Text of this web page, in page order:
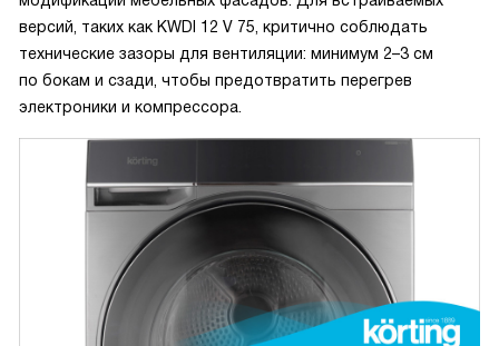
версий, таких как KWDI 12 V 75, критично соблюдать
технические зазоры для вентиляции: минимум 2–3 см
по бокам и сзади, чтобы предотвратить перегрев
электроники и компрессора.